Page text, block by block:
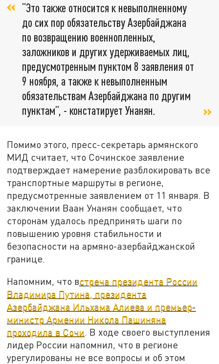
“Это также относится к невыполненному
до сих пор обязательству Азербайджана
по возвращению военнопленных,
заложников и других удерживаемых лиц,
предусмотренным пунктом 8 заявления от
9 ноября, а также к невыполненным
обязательствам Азербайджана по другим
пунктам”, - констатирует Унанян.
Помимо этого, пресс-секретарь армянского
МИД считает, что Сочинское заявление
подтверждает намерение разблокировать все
транспортные маршруты в регионе,
предусмотренные заявлением от 11 января. В
заключении Ваан Унанян сообщает, что
сторонам удалось предпринять шаги по
повышению уровня стабильности и
безопасности на армяно-азербайджанской
границе.
Напомним, что встреча президента России
Владимира Путина, президента
Азербайджана Ильхама Алиева и премьер-
министр Армении Никола Пашиняна
проходила в Сочи. В ходе своего выступления
лидер России напомнил, что в регионе
урегулированы не все вопросы и об этом